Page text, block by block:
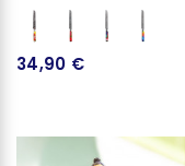
34,90 €